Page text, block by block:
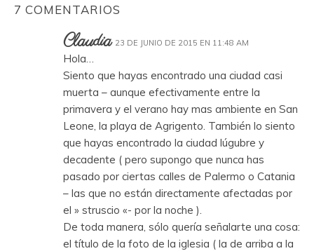
7 COMENTARIOS
Claudia 23 DE JUNIO DE 2015 EN 11:48 AM
Hola…
Siento que hayas encontrado una ciudad casi
muerta – aunque efectivamente entre la
primavera y el verano hay mas ambiente en San
Leone, la playa de Agrigento. También lo siento
que hayas encontrado la ciudad lúgubre y
decadente ( pero supongo que nunca has
pasado por ciertas calles de Palermo o Catania
– las que no están directamente afectadas por
el » struscio «- por la noche ).
De toda manera, sólo quería señalarte una cosa:
el título de la foto de la iglesia ( la de arriba a la